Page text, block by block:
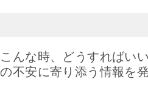
こんな時、どうすればい
不安に寄り添う情報を